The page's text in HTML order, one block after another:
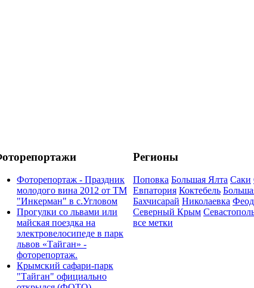
Фоторепортаж - Праздник
молодого вина 2012 от ТМ
"Инкерман" в с.Угловом
Прогулки cо львами или
майская поездка на
электровелосипеде в парк
львов «Тайган» -
фоторепортаж.
Крымский сафари-парк
"Тайган" официально
Регионы
Поповка Большая Ялта Саки
Евпатория Коктебель
Бахчисарай Николаевка
Северный Крым
все метки